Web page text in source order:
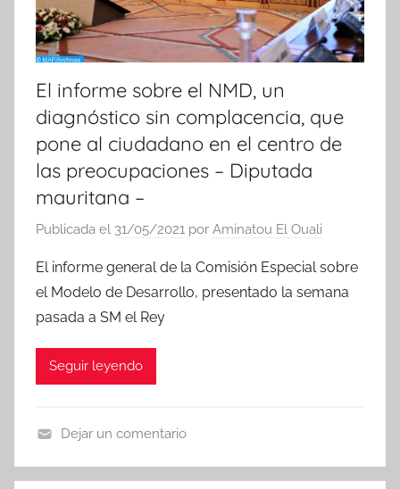
El informe sobre el NMD, un
diagnóstico sin complacencia, que
pone al ciudadano en el centro de
las preocupaciones – Diputada
mauritana –
Publicada el 31/05/2021 por Aminatou El Ouali
El informe general de la Comisión Especial sobre
el Modelo de Desarrollo, presentado la semana
pasada a SM el Rey
Seguir leyendo
o
Dejar un comentario